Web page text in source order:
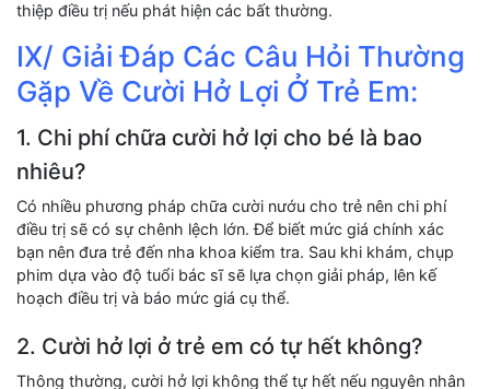
thiệp điều trị nếu phát hiện các bất thường.
IX/ Giải Đáp Các Câu Hỏi Thường
Gặp Về Cười Hở Lợi Ở Trẻ Em:
1. Chi phí chữa cười hở lợi cho bé là bao
nhiêu?
Có nhiều phương pháp chữa cười nướu cho trẻ nên chi phí
điều trị sẽ có sự chênh lệch lớn. Để biết mức giá chính xác
bạn nên đưa trẻ đến nha khoa kiểm tra. Sau khi khám, chụp
phim dựa vào độ tuổi bác sĩ sẽ lựa chọn giải pháp, lên kế
hoạch điều trị và báo mức giá cụ thể.
2. Cười hở lợi ở trẻ em có tự hết không?
Thông thường, cười hở lợi không thể tự hết nếu nguyên nhân